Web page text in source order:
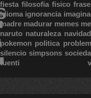
fiesta filosofia fisico
idioma ignorancia
madre madurar memes
naruto naturaleza navidad
pokemon politica
silencio simpsons
tuenti